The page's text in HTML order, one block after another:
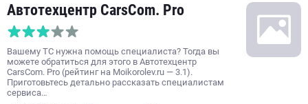
Автотехцентр CarsCom. Pro
Вашему ТС нужна помощь специалиста? Тогда вы
можете обратиться для этого в Автотехцентр
CarsCom. Pro (рейтинг на Moikorolev.ru — 3.1).
Приготовьтесь детально рассказать специалистам
сервиса…